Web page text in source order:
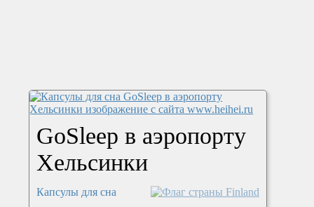
GoSleep в аэропорту
Хельсинки
Капсулы для сна